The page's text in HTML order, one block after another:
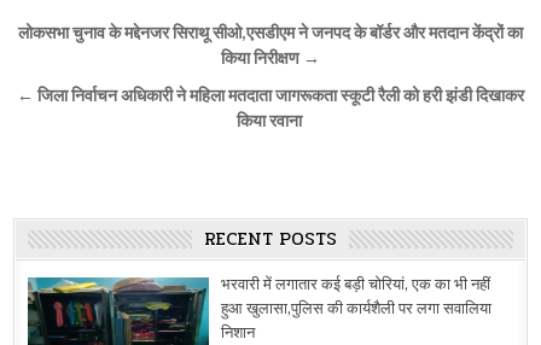
Post
लोकसभा चुनाव के मद्देनजर सिराथू सीओ,एसडीएम ने जनपद के बॉर्डर और मतदान केंद्रों का
किया निरीक्षण →
← जिला निर्वाचन अधिकारी ने महिला मतदाता जागरूकता स्कूटी रैली को हरी झंडी दिखाकर
किया रवाना
RECENT POSTS
भरवारी में लगातार कई बड़ी चोरियां, एक का भी नहीं
हुआ खुलासा,पुलिस की कार्यशैली पर लगा सवालिया
निशान